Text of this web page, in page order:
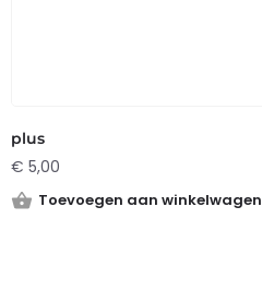
plus
€ 5,00
Toevoegen aan winkelwagen